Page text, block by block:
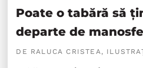
Poate o tabără să
departe de
DE RALUCA CRISTEA,